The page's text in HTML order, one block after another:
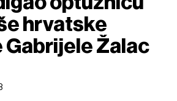
hrvatske
Žalac